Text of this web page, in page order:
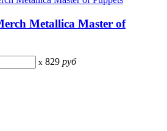
Metallica Master of
x 829 руб